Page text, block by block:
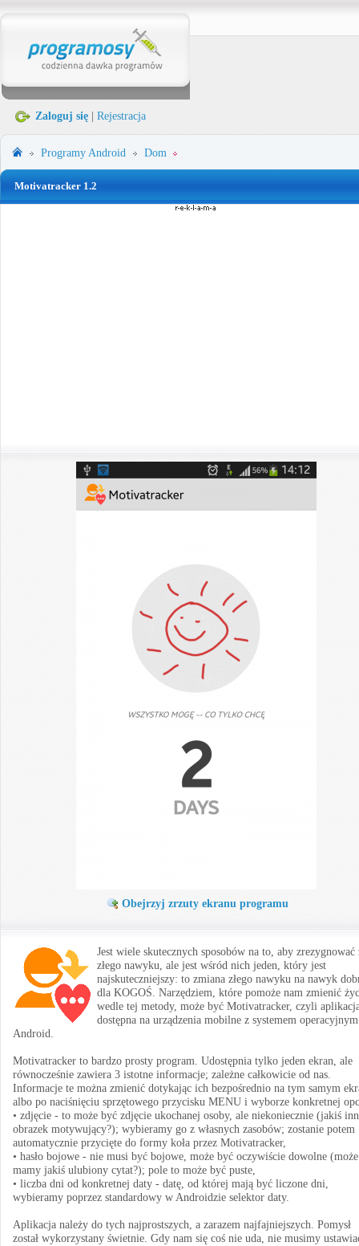
Zaloguj się Rejestracja
ProgramyAndroid Dom
Motivatracker 1.2
Obejrzyj zrzuty ekranu programu
Jest wiele skutecznych sposobów na to, aby zrezygnować
złego nawyku, ale jest wśród nich jeden, który jest
najskuteczniejszy: to zmiana złego nawyku na nawyk
dla KOGOŚ. Narzędziem, które pomoże nam zmienić
wedle tej metody, może być Motivatracker, czyli
dostępna na urządzenia mobilne z systemem operacyjnym
Android.
Motivatracker to bardzo prosty program. Udostępnia tylko jeden ekran, ale
równocześnie zawiera 3 istotne informacje; zależne całkowicie od nas.
Informacje te można zmienić dotykając ich bezpośrednio na tym samym
albo po naciśnięciu sprzętowego przycisku MENU i wyborze konkretnej
• zdjęcie - to może być zdjęcie ukochanej osoby, ale niekoniecznie (jakiś
obrazek motywujący?); wybieramy go z własnych zasobów; zostanie potem
automatycznie przycięte do formy koła przez Motivatracker,
• hasło bojowe - nie musi być bojowe, może być oczywiście dowolne (może
mamy jakiś ulubiony cytat?); pole to może być puste,
• liczba dni od konkretnej daty - datę, od której mają być liczone dni,
wybieramy poprzez standardowy w Androidzie selektor daty.
Aplikacja należy do tych najprostszych, a zarazem najfajniejszych. Pomysł
został wykorzystany świetnie. Gdy nam się coś nie uda, nie musimy